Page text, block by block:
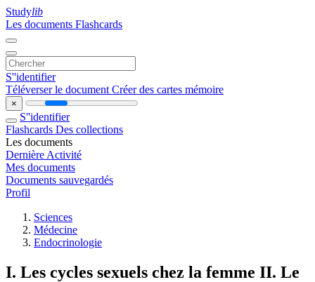
Studylib
Les documents Flashcards
S''identifier
Téléverser le document Créer des cartes mémoire
×
S''identifier
Flashcards Des collections
Les documents
Dernière Activité
Mes documents
Documents sauvegardés
Profil
Sciences
Médecine
Endocrinologie
I. Les cycles sexuels chez la femme II. Le